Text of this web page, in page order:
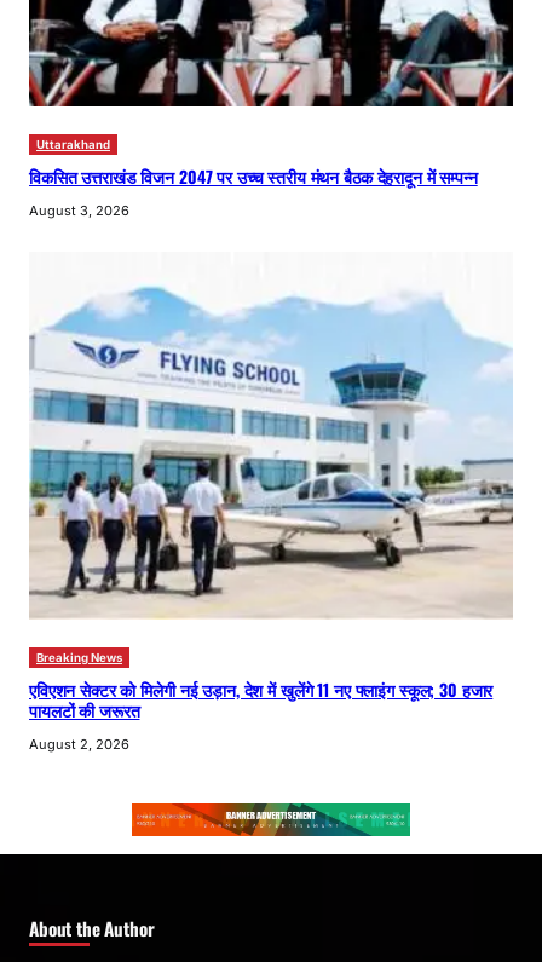
Uttarakhand
विकसित उत्तराखंड विजन 2047 पर उच्च स्तरीय मंथन बैठक देहरादून में सम्पन्न
August 3, 2026
Breaking News
एविएशन सेक्टर को मिलेगी नई उड़ान, देश में खुलेंगे 11 नए फ्लाइंग स्कूल; 30 हजार
पायलटों की जरूरत
August 2, 2026
About the Author